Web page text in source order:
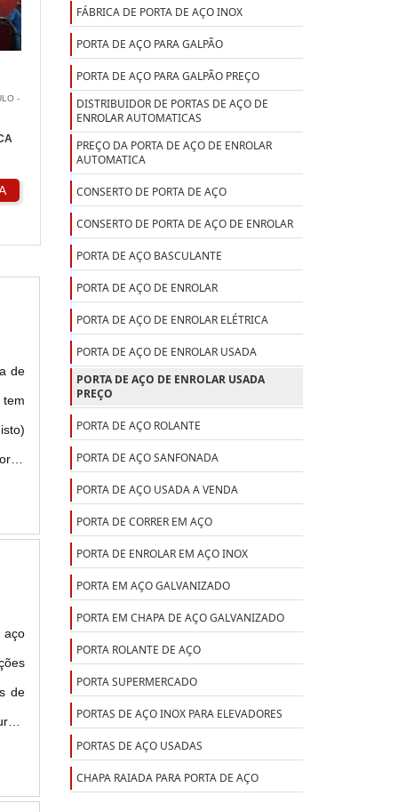
-
de
aço
de
FÁBRICA DE PORTA DE AÇO INOX
PORTA DE AÇO PARA GALPÃO
PORTA DE AÇO PARA GALPÃO PREÇO
DISTRIBUIDOR DE PORTAS DE AÇO DE
ENROLAR AUTOMATICAS
PREÇO DA PORTA DE AÇO DE ENROLAR
AUTOMATICA
CONSERTO DE PORTA DE AÇO
CONSERTO DE PORTA DE AÇO DE ENROLAR
PORTA DE AÇO BASCULANTE
PORTA DE AÇO DE ENROLAR
PORTA DE AÇO DE ENROLAR ELÉTRICA
PORTA DE AÇO DE ENROLAR USADA
PORTA DE AÇO DE ENROLAR USADA
PREÇO
PORTA DE AÇO ROLANTE
PORTA DE AÇO SANFONADA
PORTA DE AÇO USADA A VENDA
PORTA DE CORRER EM AÇO
PORTA DE ENROLAR EM AÇO INOX
PORTA EM AÇO GALVANIZADO
PORTA EM CHAPA DE AÇO GALVANIZADO
PORTA ROLANTE DE AÇO
PORTA SUPERMERCADO
PORTAS DE AÇO INOX PARA ELEVADORES
PORTAS DE AÇO USADAS
CHAPA RAIADA PARA PORTA DE AÇO